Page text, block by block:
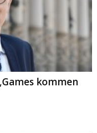
kommen